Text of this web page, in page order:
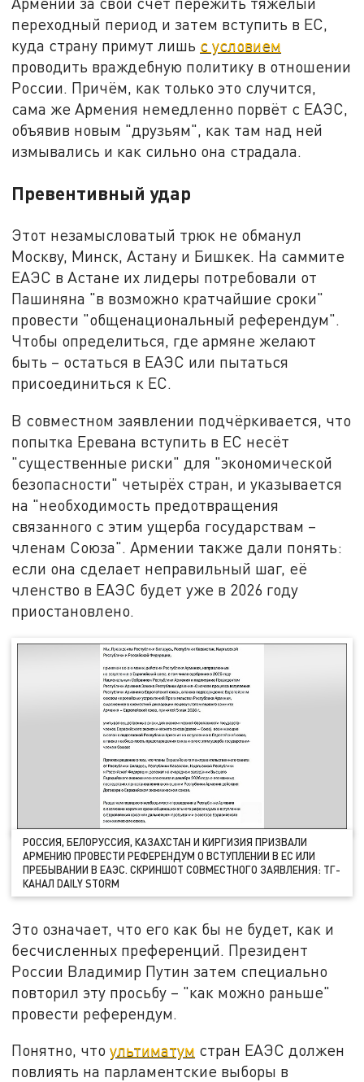
переходный период и затем вступить в ЕС,
куда страну примут лишь с условием
проводить враждебную политику в отношении
России. Причём, как только это случится,
сама же Армения немедленно порвёт с ЕАЭС,
объявив новым "друзьям", как там над ней
измывались и как сильно она страдала.
Превентивный удар
Этот незамысловатый трюк не обманул
Москву, Минск, Астану и Бишкек. На саммите
ЕАЭС в Астане их лидеры потребовали от
Пашиняна "в возможно кратчайшие сроки"
провести "общенациональный референдум".
Чтобы определиться, где армяне желают
быть – остаться в ЕАЭС или пытаться
присоединиться к ЕС.
В совместном заявлении подчёркивается, что
попытка Еревана вступить в ЕС несёт
"существенные риски" для "экономической
безопасности" четырёх стран, и указывается
на "необходимость предотвращения
связанного с этим ущерба государствам –
членам Союза". Армении также дали понять:
если она сделает неправильный шаг, её
членство в ЕАЭС будет уже в 2026 году
приостановлено.
РОССИЯ, БЕЛОРУССИЯ, КАЗАХСТАН И КИРГИЗИЯ ПРИЗВАЛИ
АРМЕНИЮ ПРОВЕСТИ РЕФЕРЕНДУМ О ВСТУПЛЕНИИ В ЕС ИЛИ
ПРЕБЫВАНИИ В ЕАЭС. СКРИНШОТ СОВМЕСТНОГО ЗАЯВЛЕНИЯ: ТГ-
КАНАЛ DAILY STORM
Это означает, что его как бы не будет, как и
бесчисленных преференций. Президент
России Владимир Путин затем специально
повторил эту просьбу – "как можно раньше"
провести референдум.
Понятно, чтоультиматум стран ЕАЭС должен
повлиять на парламентские выборы в